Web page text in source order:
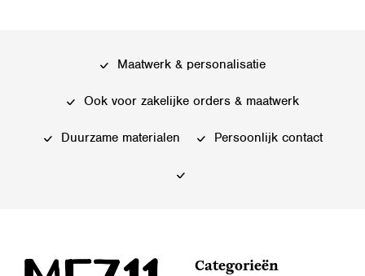
Maatwerk & personalisatie
Ook voor zakelijke orders & maatwerk
Duurzame materialen Persoonlijk contact
Categorieën